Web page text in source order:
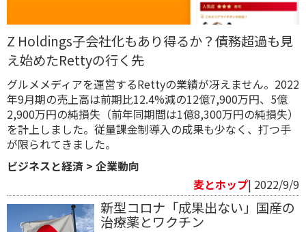
Z Holdings子会社化もあり得るか？債務超過も見
え始めたRettyの行く先
グルメメディアを運営するRettyの業績が冴えません。2022
年9月期の売上高は前期比12.4%減の12億7,900万円、5億
2,900万円の純損失（前年同期間は1億8,300万円の純損失）
を計上しました。従量課金制導入の成果も少なく、打つ手
が限られてきました。
ビジネスと経済 > 企業動向
麦とホップ| 2022/9/9
新型コロナ「成果出ない」国産の
治療薬とワクチン